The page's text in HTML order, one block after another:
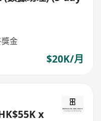
金
$20K/月
x